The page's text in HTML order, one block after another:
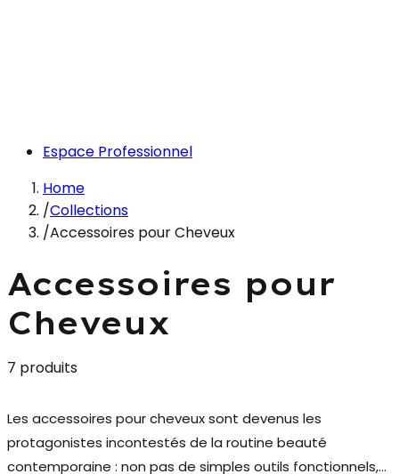
Espace Professionnel
Home
/Collections
/Accessoires pour Cheveux
Accessoires pour
Cheveux
7 produits
Les accessoires pour cheveuxsont devenus les
protagonistes incontestés de la routine beauté
contemporaine : non pas de simples outils fonctionnels,